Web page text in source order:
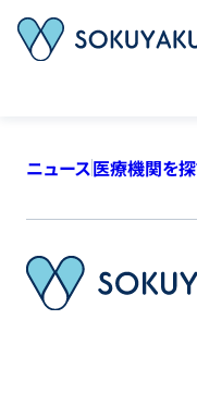
ニュース医療機関を